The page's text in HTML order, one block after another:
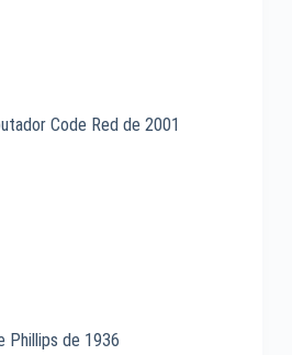
Code Red de 2001
Phillips de 1936